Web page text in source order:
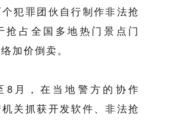
犯罪团伙自行制作非法抢
抢占全国多地热门景点门
加价倒卖。
8月，在当地警方的协作
关抓获开发软件、非法抢